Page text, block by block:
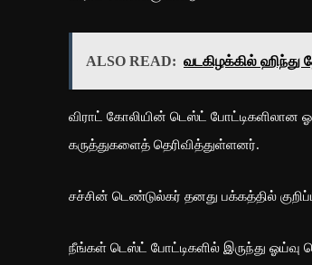
ALSO READ: வடகிழக்கில்
விராட் கோலியின் டெஸ்ட் போட்டிகளிலான
கருத்துகளைத் தெரிவித்துள்ளனர்.
சச்சின் டெண்டுல்கர் தனது பக்கத்தில்
நீங்கள் டெஸ்ட் போட்டிகளில் இருந்து ஓய்வு